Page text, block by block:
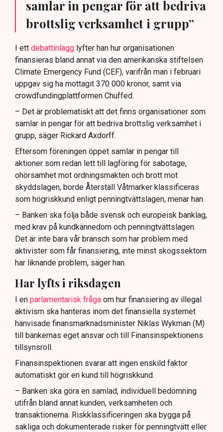
samlar in pengar för att bedriva
brottslig verksamhet i grupp”
I ett debattinlägg lyfter han hur organisationen
finansieras bland annat via den amerikanska stiftelsen
Climate Emergency Fund (CEF), varifrån man i februari
uppgav sig ha mottagit 370 000 kronor, samt via
crowdfundingplattformen Chuffed.
– Det är problematiskt att det finns organisationer som
samlar in pengar för att bedriva brottslig verksamhet i
grupp, säger Rickard Axdorff.
Eftersom föreningen öppet samlar in pengar till
aktioner som redan lett till lagföring för sabotage,
ohörsamhet mot ordningsmakten och brott mot
skyddslagen, borde Återställ Våtmarker klassificeras
som högriskkund enligt penningtvättslagen, menar han.
– Banken ska följa både svensk och europeisk banklag,
med krav på kundkännedom och penningtvättslagen.
Det är inte bara vår bransch som har problem med
aktivister som får finansiering, inte minst skogssektorn
har liknande problem, säger han.
Har lyfts i riksdagen
I en parlamentarisk fråga om hur finansiering av illegal
aktivism ska hanteras inom det finansiella systemet
hänvisade finansmarknadsminister Niklas Wykman (M)
till bankernas eget ansvar och till Finansinspektionens
tillsynsroll.
Finansinspektionen svarar att ingen enskild faktor
automatiskt gör en kund till högriskkund.
– Banken ska göra en samlad, individuell bedömning
utifrån bland annat kunden, verksamheten och
transaktionerna. Riskklassificeringen ska bygga på
sakliga och dokumenterade risker för penningtvätt eller